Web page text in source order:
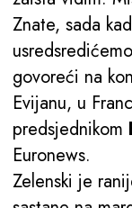
Znate, sada
govoreći na
Evijanu, u
predsjednikom
Euronews.
Zelenski je